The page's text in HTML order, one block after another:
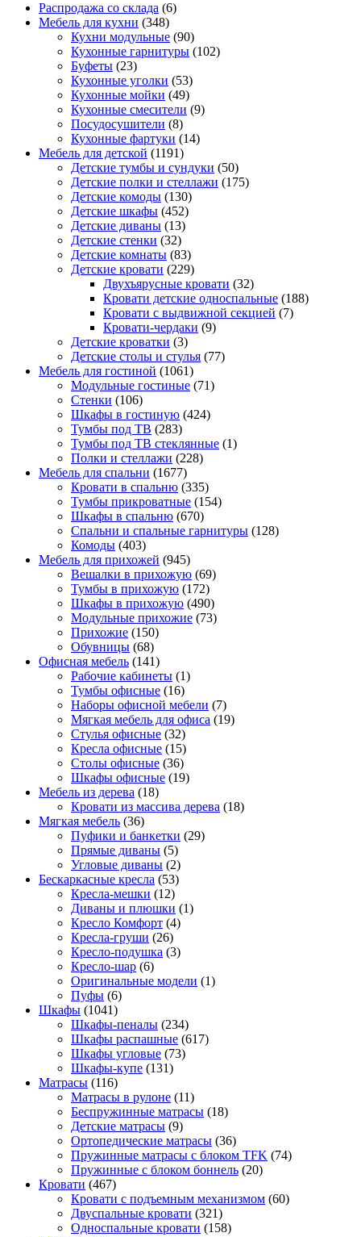
Распродажа со склада (6)
Мебель для кухни (348)
Кухни модульные (90)
Кухонные гарнитуры (102)
Буфеты (23)
Кухонные уголки (53)
Кухонные мойки (49)
Кухонные смесители (9)
Посудосушители (8)
Кухонные фартуки (14)
Мебель для детской (1191)
Детские тумбы и сундуки (50)
Детские полки и стеллажи (175)
Детские комоды (130)
Детские шкафы (452)
Детские диваны (13)
Детские стенки (32)
Детские комнаты (83)
Детские кровати (229)
Двухъярусные кровати (32)
Кровати детские односпальные (188)
Кровати с выдвижной секцией (7)
Кровати-чердаки (9)
Детские кроватки (3)
Детские столы и стулья (77)
Мебель для гостиной (1061)
Модульные гостиные (71)
Стенки (106)
Шкафы в гостиную (424)
Тумбы под ТВ (283)
Тумбы под ТВ стеклянные (1)
Полки и стеллажи (228)
Мебель для спальни (1677)
Кровати в спальню (335)
Тумбы прикроватные (154)
Шкафы в спальню (670)
Спальни и спальные гарнитуры (128)
Комоды (403)
Мебель для прихожей (945)
Вешалки в прихожую (69)
Тумбы в прихожую (172)
Шкафы в прихожую (490)
Модульные прихожие (73)
Прихожие (150)
Обувницы (68)
Офисная мебель (141)
Рабочие кабинеты (1)
Тумбы офисные (16)
Наборы офисной мебели (7)
Мягкая мебель для офиса (19)
Стулья офисные (32)
Кресла офисные (15)
Столы офисные (36)
Шкафы офисные (19)
Мебель из дерева (18)
Кровати из массива дерева (18)
Мягкая мебель (36)
Пуфики и банкетки (29)
Прямые диваны (5)
Угловые диваны (2)
Бескаркасные кресла (53)
Кресла-мешки (12)
Диваны и плюшки (1)
Кресло Комфорт (4)
Кресла-груши (26)
Кресло-подушка (3)
Кресло-шар (6)
Оригинальные модели (1)
Пуфы (6)
Шкафы (1041)
Шкафы-пеналы (234)
Шкафы распашные (617)
Шкафы угловые (73)
Шкафы-купе (131)
Матрасы (116)
Матрасы в рулоне (11)
Беспружинные матрасы (18)
Детские матрасы (9)
Ортопедические матрасы (36)
Пружинные матрасы с блоком TFK (74)
Пружинные с блоком боннель (20)
Кровати (467)
Кровати с подъемным механизмом (60)
Двуспальные кровати (321)
Односпальные кровати (158)